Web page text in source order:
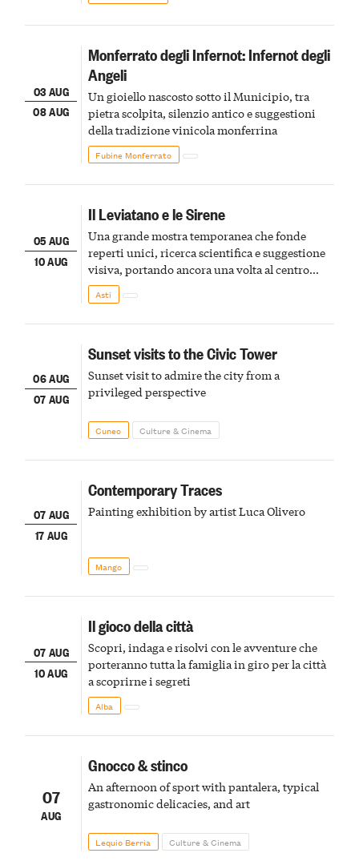
03 AUG
08 AUG
Monferrato degli Infernot: Infernot degli
Angeli
Un gioiello nascosto sotto il Municipio, tra
pietra scolpita, silenzio antico e suggestioni
della tradizione vinicola monferrina
Fubine Monferrato
05 AUG
10 AUG
Il Leviatano e le Sirene
Una grande mostra temporanea che fonde
reperti unici, ricerca scientifica e suggestione
visiva, portando ancora una volta al centro
della scena le meraviglie del passato astigiano
Asti
06 AUG
07 AUG
Sunset visits to the Civic Tower
Sunset visit to admire the city from a
privileged perspective
Cuneo Culture & Cinema
07 AUG
17 AUG
Contemporary Traces
Painting exhibition by artist Luca Olivero
Mango
07 AUG
10 AUG
Il gioco della città
Scopri, indaga e risolvi con le avventure che
porteranno tutta la famiglia in giro per la città
a scoprirne i segreti
Alba
07
AUG
Gnocco & stinco
An afternoon of sport with pantalera, typical
gastronomic delicacies, and art
Lequio Berria Culture & Cinema